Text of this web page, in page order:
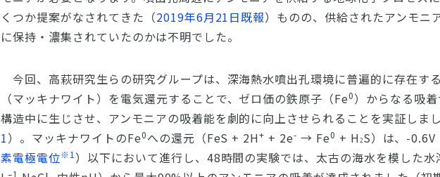
くつか提案がなされてきた（2019年6月21日既報）ものの、供給されたアンモニ
に保持・濃集されていたのかは不明でした。
今回、高萩研究生らの研究グループは、深海熱水噴出孔環境に普遍的に存在す
（マッキナワイト）を電気還元することで、ゼロ価の鉄原子（Fe0）からなる吸
構造中に生じさせ、アンモニアの吸着能を劇的に向上させられることを実証しま
1）。マッキナワイトのFe0への還元（FeS + 2H+ + 2e- → Fe0 + H2S）は、-0.6V
素電極電位※1 ）以下において進行し、48時間の実験では、太古の海水を模した
–1